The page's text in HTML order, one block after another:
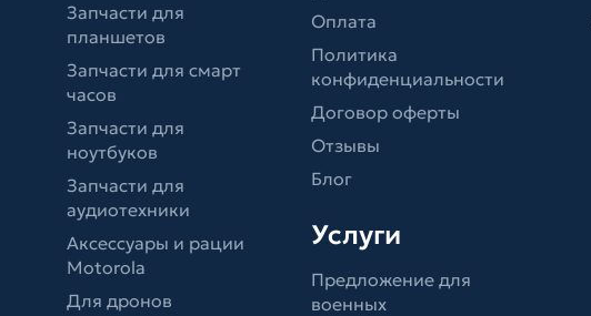
Запчасти для
планшетов
Запчасти для смарт
часов
Запчасти для
ноутбуков
Запчасти для
аудиотехники
Аксессуары и рации
Motorola
Для дронов
Оплата
Политика
конфиденциальности
Договор оферты
Отзывы
Блог
Услуги
Предложение для
военных